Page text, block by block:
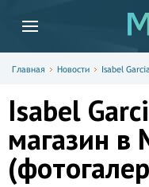
Главная Новости Isabel
Isabel
магазин в